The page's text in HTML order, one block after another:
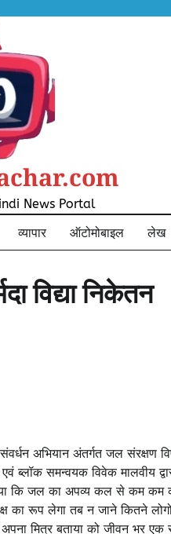
News Portal
व्यापार ऑटोमोबाइल लेख
विद्या निकेतन
संवर्धन अभियान अंतर्गत जल संरक्षण
ब्लॉक समन्वयक विवेक मालवीय
कि जल का अपव्य कल से कम कम
का रूप लेगा तब न जाने कितने
मित्र बताया को जीवन भर एक